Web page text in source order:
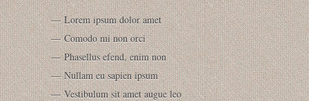
Lorem ipsum dolor amet
Comodo mi non orci
Phasellus efend, enim non
Nullam eu sapien ipsum
Vestibulum sit amet augue leo